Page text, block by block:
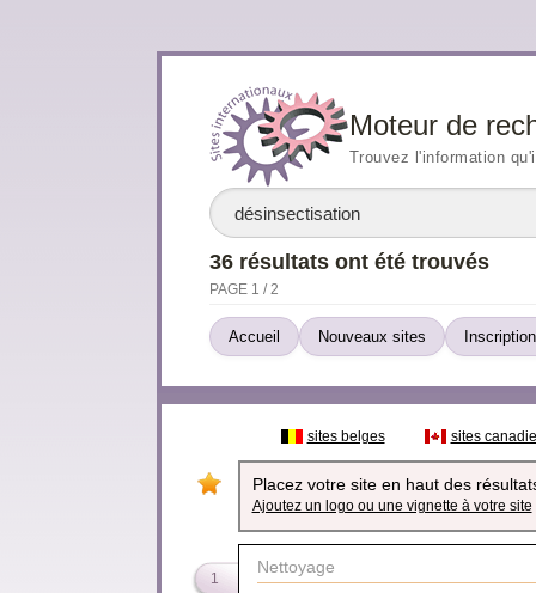
Moteur de
Trouvez l'information
36 résultats ont été trouvés
PAGE 1 / 2
Accueil Nouveaux sites
sites belges sites
Placez votre site en haut des
Ajoutez un logo ou une vignette à votre site
1
Nettoyage